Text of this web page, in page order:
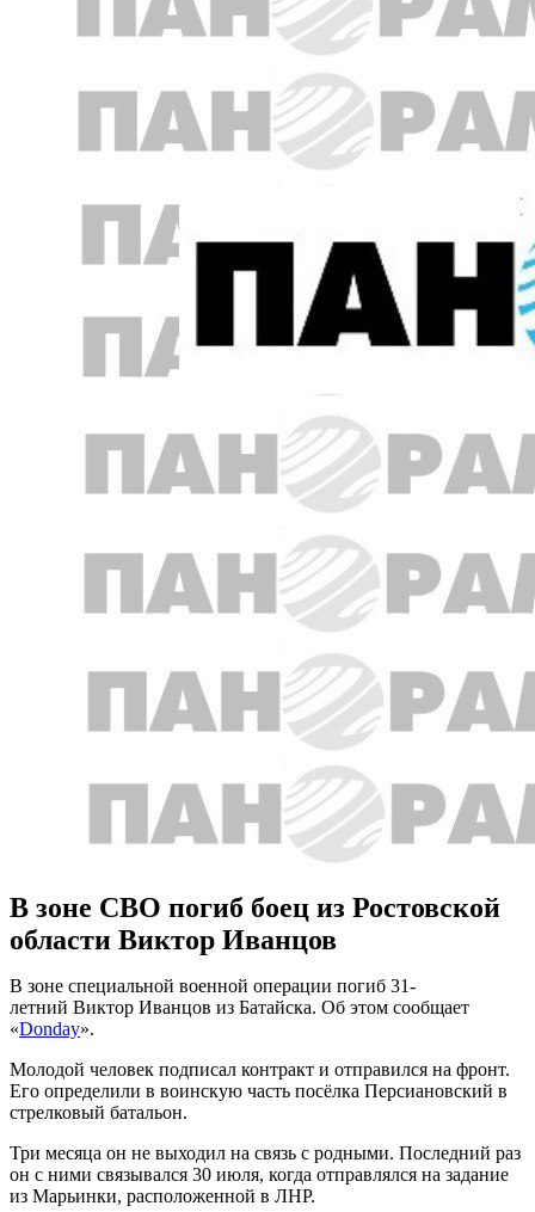
В зоне СВО погиб боец из Ростовской
области Виктор Иванцов
В зоне специальной военной операции погиб 31-
летний Виктор Иванцов из Батайска. Об этом сообщает
«Donday».
Молодой человек подписал контракт и отправился на фронт.
Его определили в воинскую часть посёлка Персиановский в
стрелковый батальон.
Три месяца он не выходил на связь с родными. Последний раз
он с ними связывался 30 июля, когда отправлялся на задание
из Марьинки, расположенной в ЛНР.